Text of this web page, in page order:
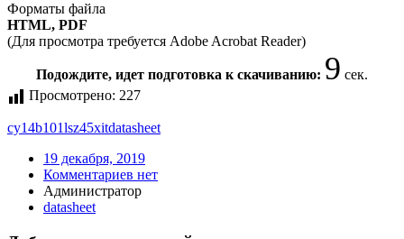
Форматы файла
HTML, PDF
(Для просмотра требуется Adobe Acrobat Reader)
Подождите, идет подготовка к скачиванию: 9 сек.
Просмотрено: 227
cy14b101lsz45xitdatasheet
19 декабря, 2019
Комментариев нет
Администратор
datasheet